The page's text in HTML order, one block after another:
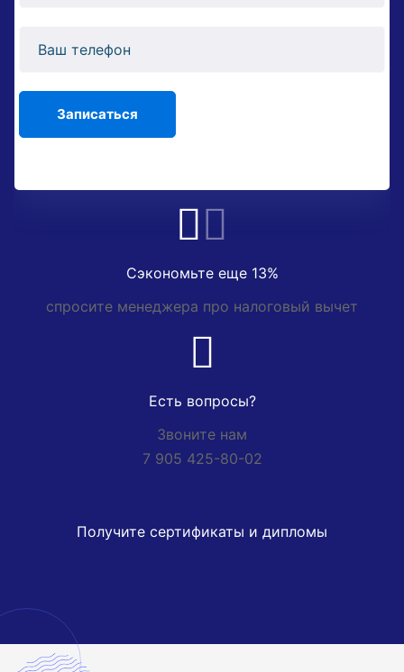
Сэкономьте еще 13%
спросите менеджера про налоговый вычет
Есть вопросы?
Звоните нам
7 905 425-80-02
Получите сертификаты и дипломы